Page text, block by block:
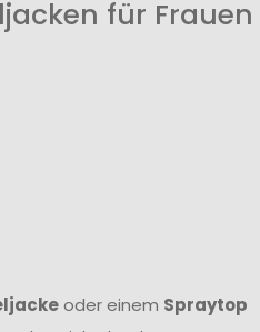
für Frauen
oder einem Spraytop